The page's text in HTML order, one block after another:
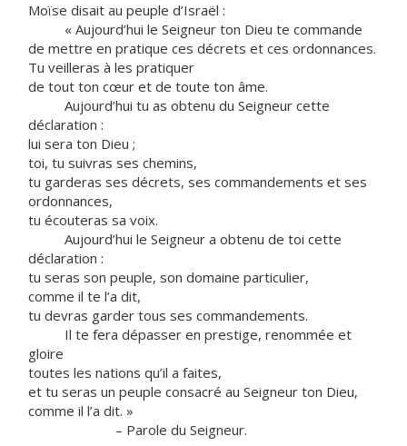
Moïse disait au peuple d’Israël :
« Aujourd’hui le Seigneur ton Dieu te commande
de mettre en pratique ces décrets et ces ordonnances.
Tu veilleras à les pratiquer
de tout ton cœur et de toute ton âme.
Aujourd’hui tu as obtenu du Seigneur cette
déclaration :
lui sera ton Dieu ;
toi, tu suivras ses chemins,
tu garderas ses décrets, ses commandements et ses
ordonnances,
tu écouteras sa voix.
Aujourd’hui le Seigneur a obtenu de toi cette
déclaration :
tu seras son peuple, son domaine particulier,
comme il te l’a dit,
tu devras garder tous ses commandements.
Il te fera dépasser en prestige, renommée et
gloire
toutes les nations qu’il a faites,
et tu seras un peuple consacré au Seigneur ton Dieu,
comme il l’a dit. »
– Parole du Seigneur.